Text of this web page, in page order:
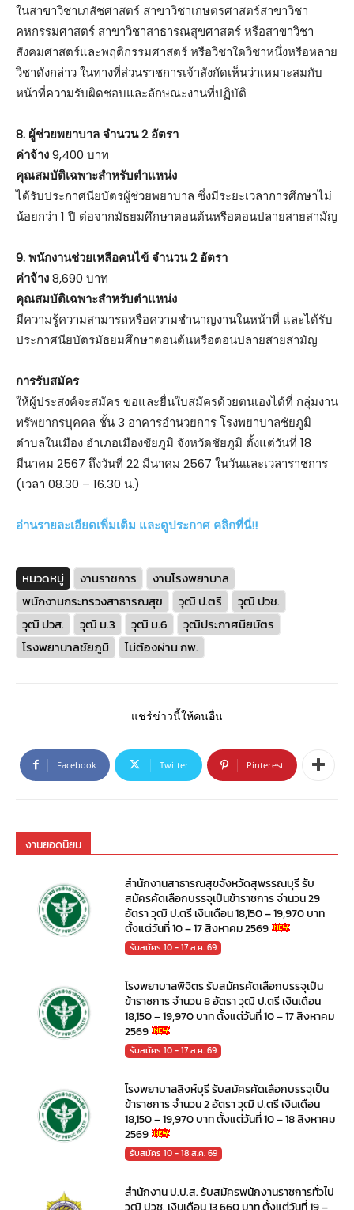
ในสาขาวิชาเภสัชศาสตร์ สาขาวิชาเกษตรศาสตร์สาขาวิชา
คหกรรมศาสตร์ สาขาวิชาสาธารณสุขศาสตร์ หรือสาขาวิชา
สังคมศาสตร์และพฤติกรรมศาสตร์ หรือวิชาใดวิชาหนึ่งหรือหลาย
วิชาดังกล่าว ในทางที่ส่วนราชการเจ้าสังกัดเห็นว่าเหมาะสมกับ
หน้าที่ความรับผิดชอบและลักษณะงานที่ปฏิบัติ
8. ผู้ช่วยพยาบาล จำนวน 2 อัตรา
ค่าจ้าง9,400 บาท
คุณสมบัติเฉพาะสำหรับตำแหน่ง
ได้รับประกาศนียบัตรผู้ช่วยพยาบาล ซึ่งมีระยะเวลาการศึกษาไม่
น้อยกว่า 1 ปี ต่อจากมัธยมศึกษาตอนต้นหรือตอนปลายสายสามัญ
9. พนักงานช่วยเหลือคนไข้ จำนวน 2 อัตรา
ค่าจ้าง8,690 บาท
คุณสมบัติเฉพาะสำหรับตำแหน่ง
มีความรู้ความสามารถหรือความชำนาญงานในหน้าที่ และได้รับ
ประกาศนียบัตรมัธยมศึกษาตอนต้นหรือตอนปลายสายสามัญ
การรับสมัคร
ให้ผู้ประสงค์จะสมัคร ขอและยื่นใบสมัครด้วยตนเองได้ที่ กลุ่มงาน
ทรัพยากรบุคคล ชั้น 3 อาคารอำนวยการ โรงพยาบาลชัยภูมิ
ตำบลในเมือง อำเภอเมืองชัยภูมิ จังหวัดชัยภูมิ ตั้งแต่วันที่ 18
มีนาคม 2567 ถึงวันที่ 22 มีนาคม 2567 ในวันและเวลาราชการ
(เวลา 08.30 – 16.30 น.)
อ่านรายละเอียดเพิ่มเติม และดูประกาศ คลิกที่นี่!!
หมวดหมู่ งานราชการ
งานโรงพยาบาล
พนักงานกระทรวงสาธารณสุข
วุฒิ ป.ตรี
วุฒิ ปวช.
วุฒิ ปวส.
วุฒิ ม.3 วุฒิ ม.6
วุฒิประกาศนียบัตร
โรงพยาบาลชัยภูมิ
ไม่ต้องผ่าน กพ.
แชร์ข่าวนี้ให้คนอื่น
Facebook Twitter Pinterest
งานยอดนิยม
สำนักงานสาธารณสุขจังหวัดสุพรรณบุรี รับ
สมัครคัดเลือกบรรจุเป็นข้าราชการ จำนวน 29
อัตรา วุฒิ ป.ตรี เงินเดือน 18,150 – 19,970 บาท
ตั้งแต่วันที่ 10 – 17 สิงหาคม 2569
รับสมัคร 10 - 17 ส.ค. 69
โรงพยาบาลพิจิตร รับสมัครคัดเลือกบรรจุเป็น
ข้าราชการ จำนวน 8 อัตรา วุฒิ ป.ตรี เงินเดือน
18,150 – 19,970 บาท ตั้งแต่วันที่ 10 – 17 สิงหาคม
2569
รับสมัคร 10 - 17 ส.ค. 69
โรงพยาบาลสิงห์บุรี รับสมัครคัดเลือกบรรจุเป็น
ข้าราชการ จำนวน 2 อัตรา วุฒิ ป.ตรี เงินเดือน
18,150 – 19,970 บาท ตั้งแต่วันที่ 10 – 18 สิงหาคม
2569
รับสมัคร 10 - 18 ส.ค. 69
สำนักงาน ป.ป.ส. รับสมัครพนักงานราชการทั่วไป